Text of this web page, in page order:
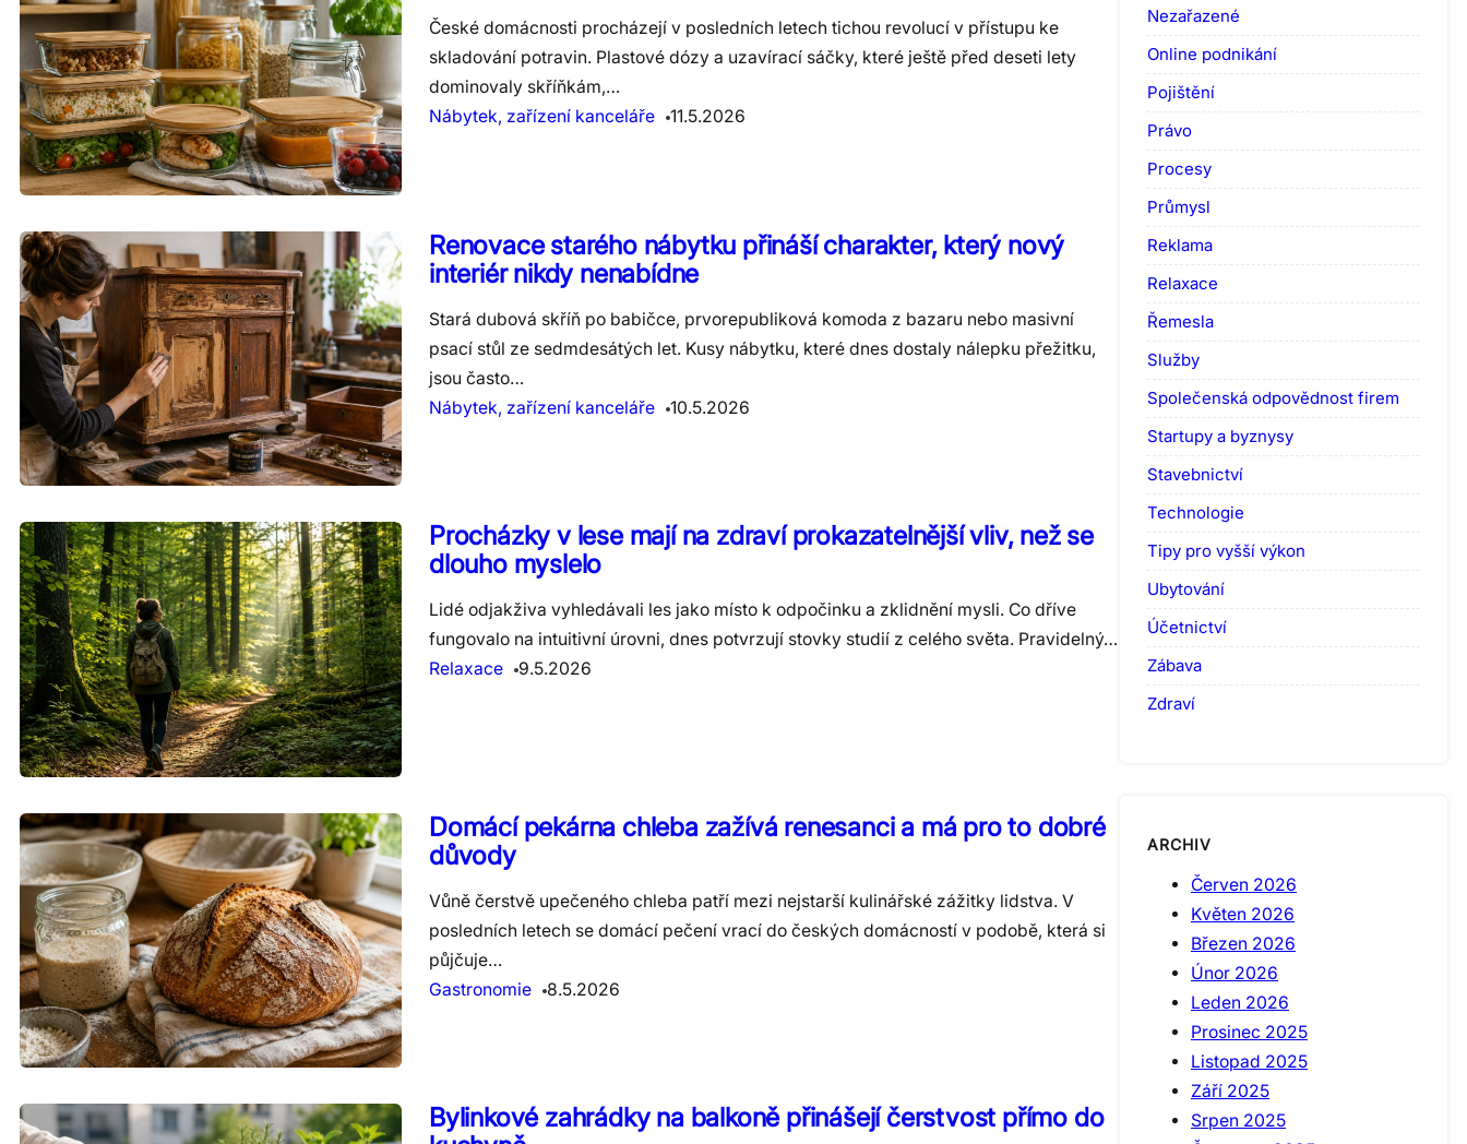
České domácnosti procházejí v posledních letech tichou revolucí v přístupu ke
skladování potravin. Plastové dózy a uzavírací sáčky, které ještě před deseti lety
dominovaly skříňkám,…
Nábytek, zařízení kanceláře
11.5.2026
Renovace starého nábytku přináší charakter, který nový
interiér nikdy nenabídne
Stará dubová skříň po babičce, prvorepubliková komoda z bazaru nebo masivní
psací stůl ze sedmdesátých let. Kusy nábytku, které dnes dostaly nálepku přežitku,
jsou často…
Nábytek, zařízení kanceláře
10.5.2026
Procházky v lese mají na zdraví prokazatelnější vliv, než se
dlouho myslelo
Lidé odjakživa vyhledávali les jako místo k odpočinku a zklidnění mysli. Co dříve
fungovalo na intuitivní úrovni, dnes potvrzují stovky studií z celého světa. Pravidelný…
Relaxace
9.5.2026
Domácí pekárna chleba zažívá renesanci a má pro to dobré
důvody
Vůně čerstvě upečeného chleba patří mezi nejstarší kulinářské zážitky lidstva. V
posledních letech se domácí pečení vrací do českých domácností v podobě, která si
půjčuje…
Gastronomie
8.5.2026
Bylinkové zahrádky na balkoně přinášejí čerstvost přímo do
Nezařazené
Online podnikání
Pojištění
Právo
Procesy
Průmysl
Reklama
Relaxace
Řemesla
Služby
Společenská odpovědnost firem
Startupy a byznysy
Stavebnictví
Technologie
Tipy pro vyšší výkon
Ubytování
Účetnictví
Zábava
Zdraví
ARCHIV
Červen 2026
Květen 2026
Březen 2026
Únor 2026
Leden 2026
Prosinec 2025
Listopad 2025
Září 2025
Srpen 2025